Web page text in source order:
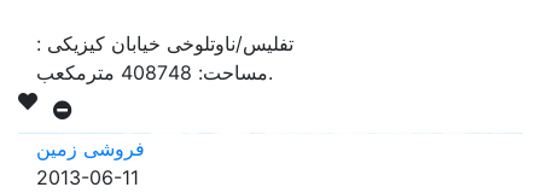
: تفلیس/ناوتلوخی خیابان کیزیکی
مساحت: 408748 مترمکعب.
فروشی زمین
2013-06-11